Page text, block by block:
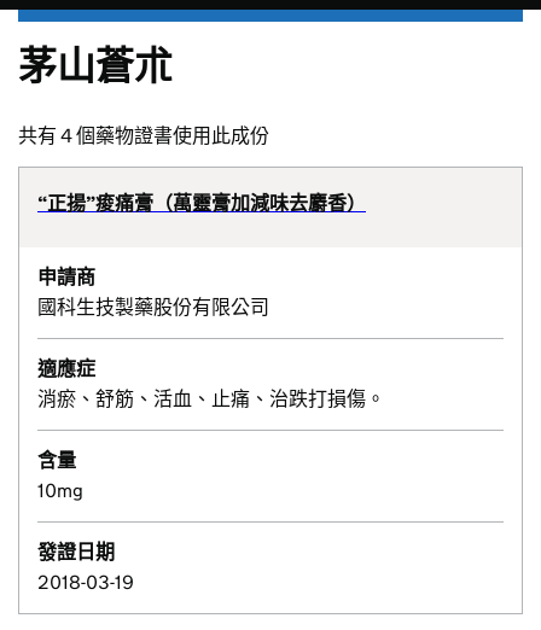
茅山蒼朮
共有 4 個藥物證書使用此成份
“正揚”痠痛膏（萬靈膏加減味去麝香）
申請商
國科生技製藥股份有限公司
適應症
消瘀、舒筋、活血、止痛、治跌打損傷。
含量
10mg
發證日期
2018-03-19